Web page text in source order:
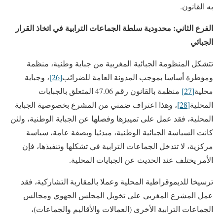
به القانون.
الفرع الثاني: محدودية سلطة الجماعات الترابية في اتخاذ القرار
الجبائي
تتشكل المنظومة الجبائية المغربية من جباية وطنية، منظمة
ومؤطرة أساسا بموجب المدونة العامة للضرائب[26]
، وجباية
محلية[27]
منظمة بالقانون رقم 47.06 المتعلق بالجبايات
المحلية[28]
، وهذا اعتراف ضمني من المشرع بخصوصية الجباية
المحلية، فقد عمل على تمييزها وفصلها عن الجباية الوطنية، ولئن
كانت السياسة الجبائية الوطنية، مبدئيا وبصفة عامة، سياسة
مركزية، لا تتدخل الجماعات الترابية في تشكلها وتنفيذها، فإن
الأمر يختلف عند الحديث عن الجبايات المحلية.
ترسيخا للديموقراطية المحلية وعملا بالمقاربة التشاركية، فقد
عمل المشرع المغربي على تخويل المجلس الجهوي ومجالس
الجماعات الترابية الأخرى (العمالات والأقاليم والجماعات)،